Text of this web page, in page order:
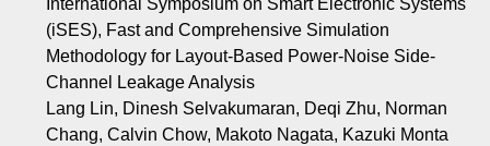
International Symposium on Smart Electronic Systems
(iSES), Fast and Comprehensive Simulation
Methodology for Layout-Based Power-Noise Side-
Channel Leakage Analysis
Lang Lin, Dinesh Selvakumaran, Deqi Zhu, Norman
Chang, Calvin Chow, Makoto Nagata, Kazuki Monta